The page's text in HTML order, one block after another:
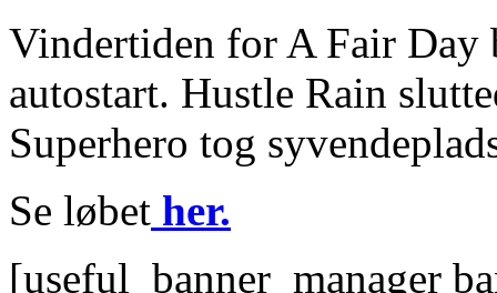
Vindertiden for A Fair Day
autostart. Hustle Rain
Superhero tog
Se løbet her.
[useful_banner_manager